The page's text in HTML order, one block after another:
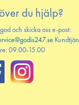
du hjälp?
och skicka oss e-post:
09.00-15.00